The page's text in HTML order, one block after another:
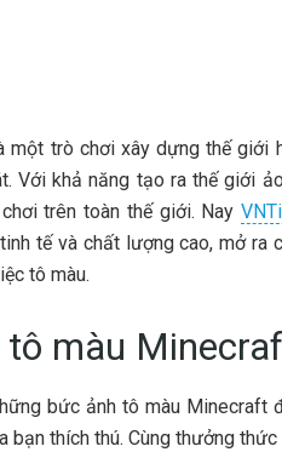
một trò chơi xây dựng thế giới
Với khả năng tạo ra thế giới
trên toàn thế giới. Nay
tinh tế và chất lượng cao, mở ra
tô màu.
tô màu
bức ảnh tô màu
bạn thích thú. Cùng thưởng thức